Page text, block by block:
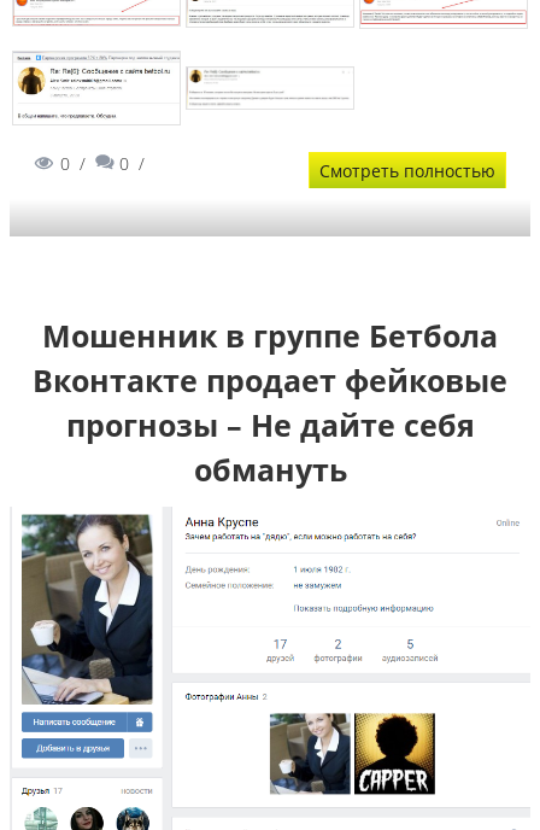
0 0 Смотреть полностью
Мошенник в группе Бетбола
Вконтакте продает фейковые
прогнозы – Не дайте себя
обмануть